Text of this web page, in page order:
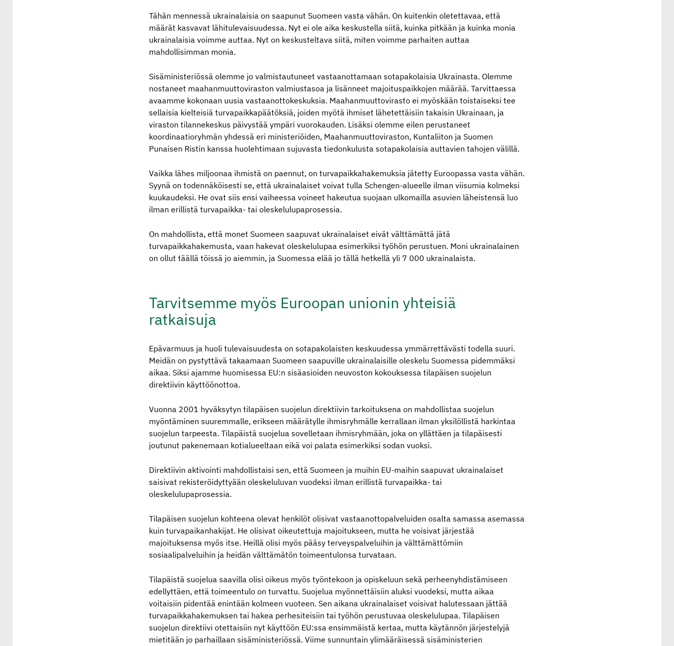
Tähän mennessä ukrainalaisia on saapunut Suomeen vasta vähän. On kuitenkin oletettavaa, että
määrät kasvavat lähitulevaisuudessa. Nyt ei ole aika keskustella siitä, kuinka pitkään ja kuinka monia
ukrainalaisia voimme auttaa. Nyt on keskusteltava siitä, miten voimme parhaiten auttaa
mahdollisimman monia.
Sisäministeriössä olemme jo valmistautuneet vastaanottamaan sotapakolaisia Ukrainasta. Olemme
nostaneet maahanmuuttoviraston valmiustasoa ja lisänneet majoituspaikkojen määrää. Tarvittaessa
avaamme kokonaan uusia vastaanottokeskuksia. Maahanmuuttovirasto ei myöskään toistaiseksi tee
sellaisia kielteisiä turvapaikkapäätöksiä, joiden myötä ihmiset lähetettäisiin takaisin Ukrainaan, ja
viraston tilannekeskus päivystää ympäri vuorokauden. Lisäksi olemme eilen perustaneet
koordinaatioryhmän yhdessä eri ministeriöiden, Maahanmuuttoviraston, Kuntaliiton ja Suomen
Punaisen Ristin kanssa huolehtimaan sujuvasta tiedonkulusta sotapakolaisia auttavien tahojen välillä.
Vaikka lähes miljoonaa ihmistä on paennut, on turvapaikkahakemuksia jätetty Euroopassa vasta vähän.
Syynä on todennäköisesti se, että ukrainalaiset voivat tulla Schengen-alueelle ilman viisumia kolmeksi
kuukaudeksi. He ovat siis ensi vaiheessa voineet hakeutua suojaan ulkomailla asuvien läheistensä luo
ilman erillistä turvapaikka- tai oleskelulupaprosessia.
On mahdollista, että monet Suomeen saapuvat ukrainalaiset eivät välttämättä jätä
turvapaikkahakemusta, vaan hakevat oleskelulupaa esimerkiksi työhön perustuen. Moni ukrainalainen
on ollut täällä töissä jo aiemmin, ja Suomessa elää jo tällä hetkellä yli 7 000 ukrainalaista.
Tarvitsemme myös Euroopan unionin yhteisiä
ratkaisuja
Epävarmuus ja huoli tulevaisuudesta on sotapakolaisten keskuudessa ymmärrettävästi todella suuri.
Meidän on pystyttävä takaamaan Suomeen saapuville ukrainalaisille oleskelu Suomessa pidemmäksi
aikaa. Siksi ajamme huomisessa EU:n sisäasioiden neuvoston kokouksessa tilapäisen suojelun
direktiivin käyttöönottoa.
Vuonna 2001 hyväksytyn tilapäisen suojelun direktiivin tarkoituksena on mahdollistaa suojelun
myöntäminen suuremmalle, erikseen määrätylle ihmisryhmälle kerrallaan ilman yksilöllistä harkintaa
suojelun tarpeesta. Tilapäistä suojelua sovelletaan ihmisryhmään, joka on yllättäen ja tilapäisesti
joutunut pakenemaan kotialueeltaan eikä voi palata esimerkiksi sodan vuoksi.
Direktiivin aktivointi mahdollistaisi sen, että Suomeen ja muihin EU-maihin saapuvat ukrainalaiset
saisivat rekisteröidyttyään oleskeluluvan vuodeksi ilman erillistä turvapaikka- tai
oleskelulupaprosessia.
Tilapäisen suojelun kohteena olevat henkilöt olisivat vastaanottopalveluiden osalta samassa asemassa
kuin turvapaikanhakijat. He olisivat oikeutettuja majoitukseen, mutta he voisivat järjestää
majoituksensa myös itse. Heillä olisi myös pääsy terveyspalveluihin ja välttämättömiin
sosiaalipalveluihin ja heidän välttämätön toimeentulonsa turvataan.
Tilapäistä suojelua saavilla olisi oikeus myös työntekoon ja opiskeluun sekä perheenyhdistämiseen
edellyttäen, että toimeentulo on turvattu. Suojelua myönnettäisiin aluksi vuodeksi, mutta aikaa
voitaisiin pidentää enintään kolmeen vuoteen. Sen aikana ukrainalaiset voisivat halutessaan jättää
turvapaikkahakemuksen tai hakea perhesiteisiin tai työhön perustuvaa oleskelulupaa. Tilapäisen
suojelun direktiivi otettaisiin nyt käyttöön EU:ssa ensimmäistä kertaa, mutta käytännön järjestelyjä
mietitään jo parhaillaan sisäministeriössä. Viime sunnuntain ylimääräisessä sisäministerien